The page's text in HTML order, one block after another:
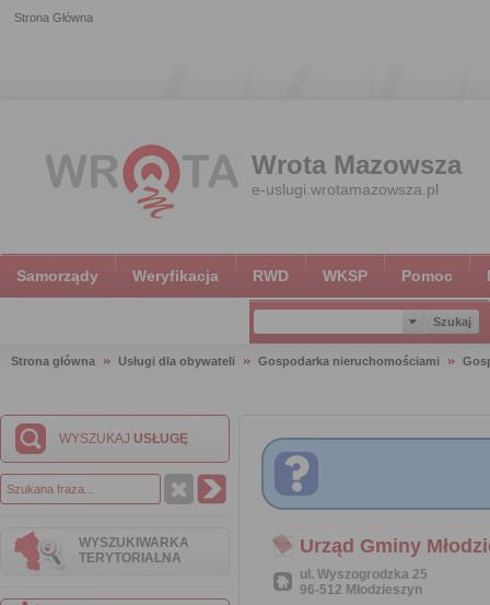
Strona Główna
Wrota Mazowsza
e-uslugi.wrotamazowsza.pl
Samorządy Weryfikacja RWD WKSP Pomoc
Strona główna Usługi dla obywateli Gospodarka nieruchomościami
WYSZUKAJ USŁUGĘ
WYSZUKIWARKA
TERYTORIALNA
Urząd Gminy
ul. Wyszogrodzka 25
96-512 Młodzieszyn